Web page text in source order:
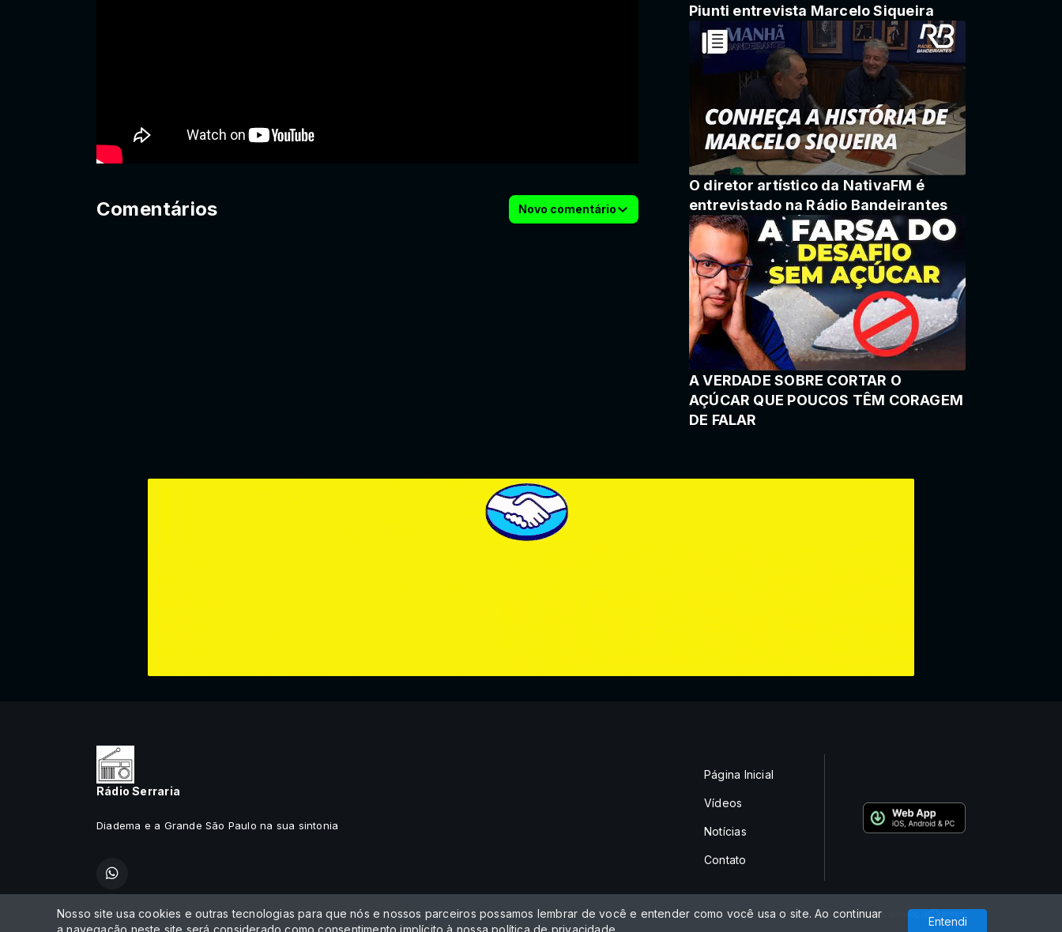
Piunti entrevista Marcelo Siqueira
O diretor artístico da NativaFM é
entrevistado na Rádio Bandeirantes
A VERDADE SOBRE CORTAR O
AÇÚCAR QUE POUCOS TÊM CORAGEM
DE FALAR
Comentários Novo comentário
Rádio Serraria
Diadema e a Grande São Paulo na sua sintonia
Página Inicial
Vídeos
Notícias
Contato
Todos os direitos reservados. Com a tecnologia
Nosso site usa cookies e outras tecnologias para que nós e nossos parceiros possamos lembrar de você e entender como você usa o site. Ao continuar
a navegação neste site será considerado como consentimento implícito à nossapolítica de privacidade
Entendi